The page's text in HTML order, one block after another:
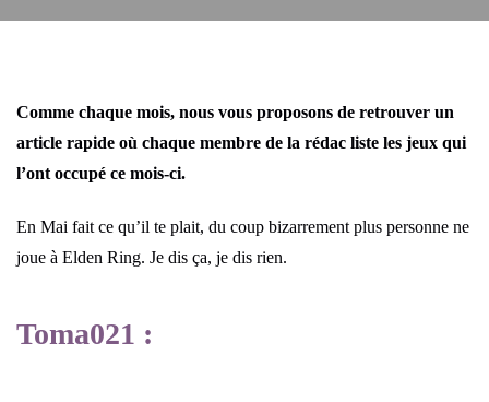
Comme chaque mois, nous vous proposons de retrouver un
article rapide où chaque membre de la rédac liste les jeux qui
l’ont occupé ce mois-ci.
En Mai fait ce qu’il te plait, du coup bizarrement plus personne ne
joue à Elden Ring. Je dis ça, je dis rien.
Toma021 :